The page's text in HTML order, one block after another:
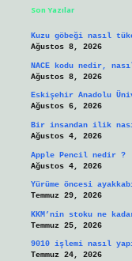
Son Yazılar
Kuzu göbeği nasıl
Ağustos 8, 2026
NACE kodu nedir,
Ağustos 8, 2026
Eskişehir Anadolu
Ağustos 6, 2026
Bir insandan ilik
Ağustos 4, 2026
Apple Pencil nedir ?
Ağustos 4, 2026
Yürüme öncesi
Temmuz 29, 2026
KKM’nin stoku ne
Temmuz 25, 2026
9010 işlemi nasıl
Temmuz 24, 2026